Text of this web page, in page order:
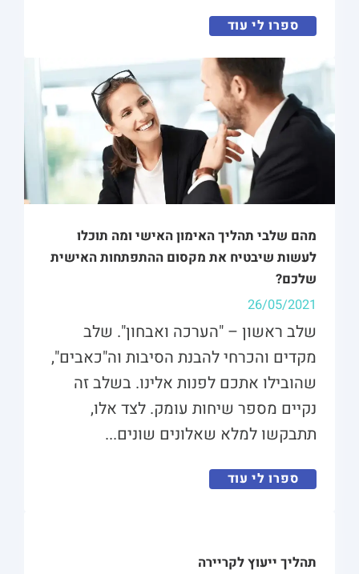
ספרו לי עוד
מהם שלבי תהליך האימון האישי ומה תוכלו
לעשות שיבטיח את מקסום ההתפתחות האישית
שלכם?
26/05/2021
שלב ראשון – "הערכה ואבחון". שלב
מקדים והכרחי להבנת הסיבות וה"כאבים",
שהובילו אתכם לפנות אלינו. בשלב זה
נקיים מספר שיחות עומק. לצד אלו,
תתבקשו למלא שאלונים שונים...
ספרו לי עוד
תהליך ייעוץ לקריירה